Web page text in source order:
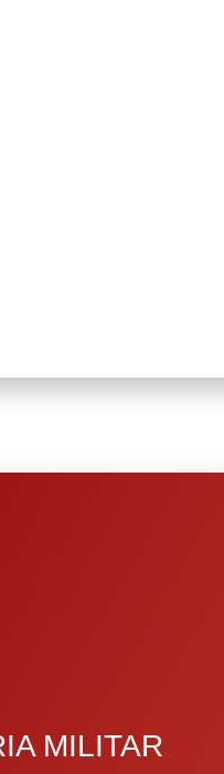
MILITAR